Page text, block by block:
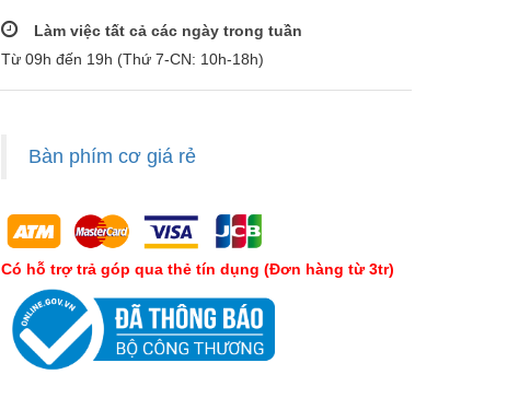
Làm việc tất cả các ngày trong tuần
Từ 09h đến 19h (Thứ 7-CN: 10h-18h)
Bàn phím cơ giá rẻ
Có hỗ trợ trả góp qua thẻ tín dụng (Đơn hàng từ 3tr)